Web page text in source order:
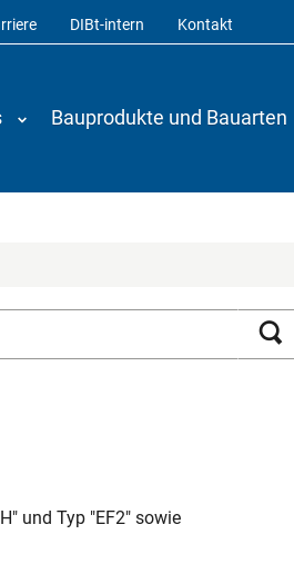
DIBt-intern Kontakt
Bauprodukte und Bauarten
und Typ "EF2" sowie